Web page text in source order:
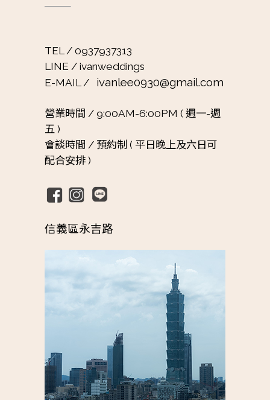
TEL / 0937937313
LINE / ivanweddings
E-MAIL / ivanlee0930@gmail.com
營業時間 / 9:00AM-6:00PM ( 週一-週
五 )
會談時間 / 預約制 ( 平日晚上及六日可
配合安排 )
信義區永吉路